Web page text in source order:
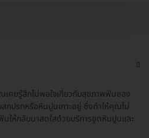
เคยรู้สึกไม่พอใจเกี่ยวกับสุขภาพฟันของ
กปรกหรือหินปูนเกาะอยู่ ซึ่งทำให้คุณไม่
ให้กลับมาสดใสด้วยบริการขูดหินปูนและ